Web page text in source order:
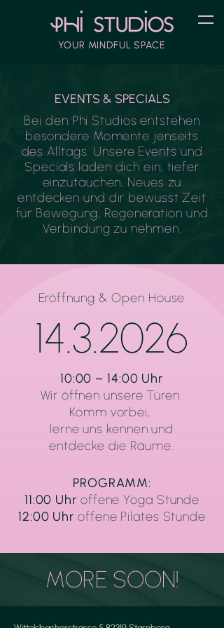
YOUR MINDFUL SPACE
EVENTS & SPECIALS
Bei den Phi Studios entstehen
besondere Momente jenseits
des Alltags. Unsere Events und
Specials laden dich ein, tiefer
einzutauchen, Neues zu
entdecken und dir bewusst Zeit
für Bewegung, Regeneration und
Verbindung zu nehmen.
Eröffnung & Open House
14.3.2026
10:00 – 14:00 Uhr
Wir öffnen unsere Türen.
Komm vorbei,
lerne uns kennen und
entdecke die Räume.
PROGRAMM:
11:00 Uhr offene Yoga Stunde
12:00 Uhr offene Pilates Stunde
MORE SOON!